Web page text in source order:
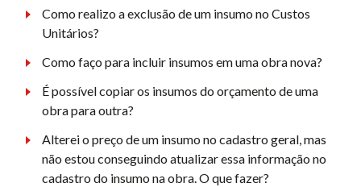
Como realizo a exclusão de um insumo no Custos
Unitários?
Como faço para incluir insumos em uma obra nova?
É possível copiar os insumos do orçamento de uma
obra para outra?
Alterei o preço de um insumo no cadastro geral, mas
não estou conseguindo atualizar essa informação no
cadastro do insumo na obra. O que fazer?